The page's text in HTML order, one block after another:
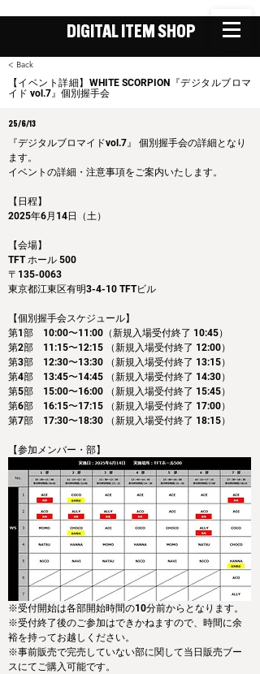
DIGITAL ITEM SHOP
< Back
【イベント詳細】WHITE SCORPION『デジタルブロマ
イド vol.7』個別握手会
25/6/13
『デジタルブロマイドvol.7』 個別握手会の詳細となり
ます。
イベントの詳細・注意事項をご案内いたします。
【日程】
2025年6月14日（土）
【会場】
TFT ホール 500
〒135-0063
東京都江東区有明3-4-10 TFTビル
【個別握手会スケジュール】
第1部　10:00〜11:00（新規入場受付終了 10:45）
第2部　11:15〜12:15 （新規入場受付終了 12:00）
第3部　12:30〜13:30 （新規入場受付終了 13:15）
第4部　13:45〜14:45 （新規入場受付終了 14:30）
第5部　15:00〜16:00 （新規入場受付終了 15:45）
第6部　16:15〜17:15 （新規入場受付終了 17:00）
第7部　17:30〜18:30 （新規入場受付終了 18:15）
【参加メンバー・部】
※受付開始は各部開始時間の10分前からとなります。
※受付終了後のご参加はできかねますので、時間に余
裕を持ってお越しください。
※事前販売で完売していない部に関して当日販売ブー
スにてご購入可能です。